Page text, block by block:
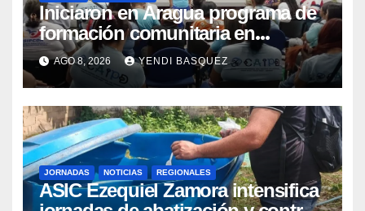
Iniciaron en Aragua programa de
formación comunitaria en
atención a personas con
discapacidad
AGO 8, 2026 YENDI BASQUEZ
JORNADAS NOTICIAS REGIONALES
ASIC Ezequiel Zamora intensifica